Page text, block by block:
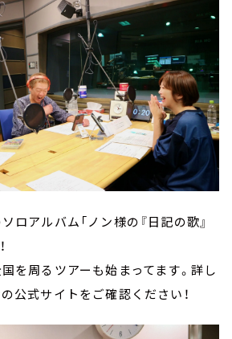
ロアルバム「ノン様の『日記の歌』
を周るツアーも始まってます。詳し
公式サイトをご確認ください！